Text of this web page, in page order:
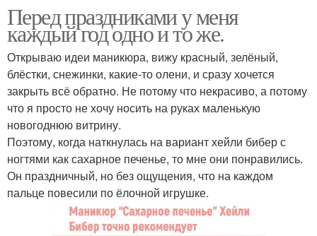
Перед праздниками у меня
каждый год одно и то же.
Открываю идеи маникюра, вижу красный, зелёный,
блёстки, снежинки, какие-то олени, и сразу хочется
закрыть всё обратно. Не потому что некрасиво, а потому
что я просто не хочу носить на руках маленькую
новогоднюю витрину.
Поэтому, когда наткнулась на вариант хейли бибер с
ногтями как сахарное печенье, то мне они понравились.
Он праздничный, но без ощущения, что на каждом
пальце повесили по ёлочной игрушке.